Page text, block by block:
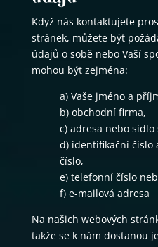
Když nás kontaktujete
stránek, můžete být
údajů o sobě nebo Vaší
mohou být zejména:
a) Vaše jméno a
b) obchodní firma,
c) adresa nebo sídlo
d) identifikační číslo
číslo,
e) telefonní číslo
f) e-mailová adresa
Na našich webových
takže se k nám dostanou